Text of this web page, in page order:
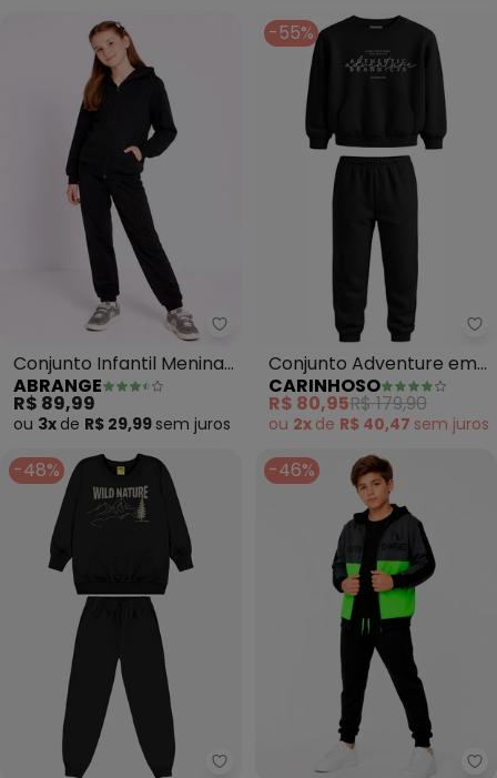
Abrange - Conjunto Infantil
Conjunto Infantil Menina
em Moletom (Preto)
ABRANGE
R$ 89,99
ou 3x de R$ 29,99 sem juros
-55%
Conjunto Adventure em
Moletom (Preto)
CARINHOSO
R$ 80,95R$ 179,90
ou 2x de R$ 40,47 sem juros
-48%
Rovi Kids - Conjunto Blusão
-46%